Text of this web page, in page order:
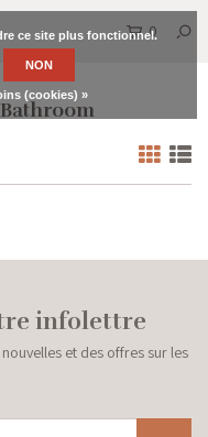
0
infolettre
et des offres sur les
ce site plus fonctionnel.
NON
(cookies) »